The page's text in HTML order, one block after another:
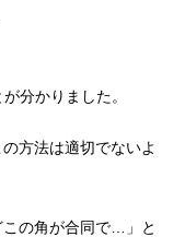
分かりました。
方法は適切でないよ
この角が合同で…」と